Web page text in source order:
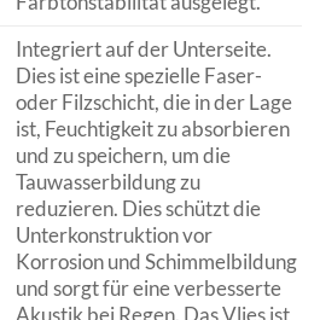
Integriert auf der Unterseite.
Dies ist eine spezielle Faser-
oder Filzschicht, die in der Lage
ist, Feuchtigkeit zu absorbieren
und zu speichern, um die
Tauwasserbildung zu
reduzieren. Dies schützt die
Unterkonstruktion vor
Korrosion und Schimmelbildung
und sorgt für eine verbesserte
Akustik bei Regen. Das Vlies ist